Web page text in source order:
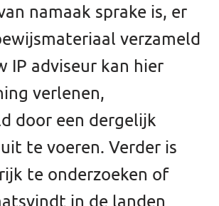
namaak sprake is, er
verzameld
IP adviseur kan hier
verlenen,
door een dergelijk
te voeren. Verder is
te onderzoeken of
in de landen